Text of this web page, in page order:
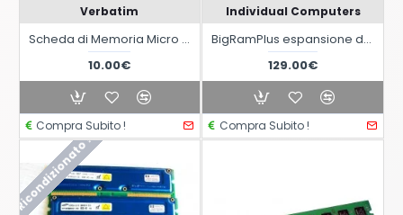
Verbatim
Scheda di Memoria Micro SDHC da 8 Gb con Adattatore - Classe 4
10.00€
Compra Subito !
Individual Computers
BigRamPlus espansione di memoria Zorro III per Commodore Amiga 3000(T) / 4000(T)
129.00€
Compra Subito !
Ricondizionato !